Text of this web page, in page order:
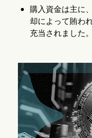
購入資金は主に
却によって賄わ
充当されました。